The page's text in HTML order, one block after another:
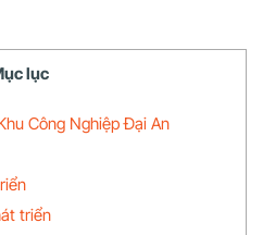
lục
Công Nghiệp Đại An
triển